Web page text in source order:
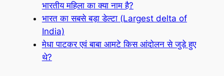
भारतीय महिला का क्या नाम है?
भारत का सबसे बड़ा डेल्टा (Largest delta of
India)
मेधा पाटकर एवं बाबा आमटे किस आंदोलन से जुड़े हुए
थे?